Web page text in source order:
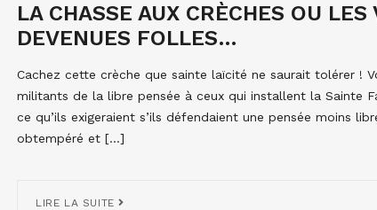
LA CHASSE AUX CRÈCHES OU
DEVENUES FOLLES…
Cachez cette crèche que sainte laïcité ne saurait tolérer !
militants de la libre pensée à ceux qui installent la Sainte
ce qu’ils exigeraient s’ils défendaient une pensée moins
obtempéré et […]
LIRE LA SUITE